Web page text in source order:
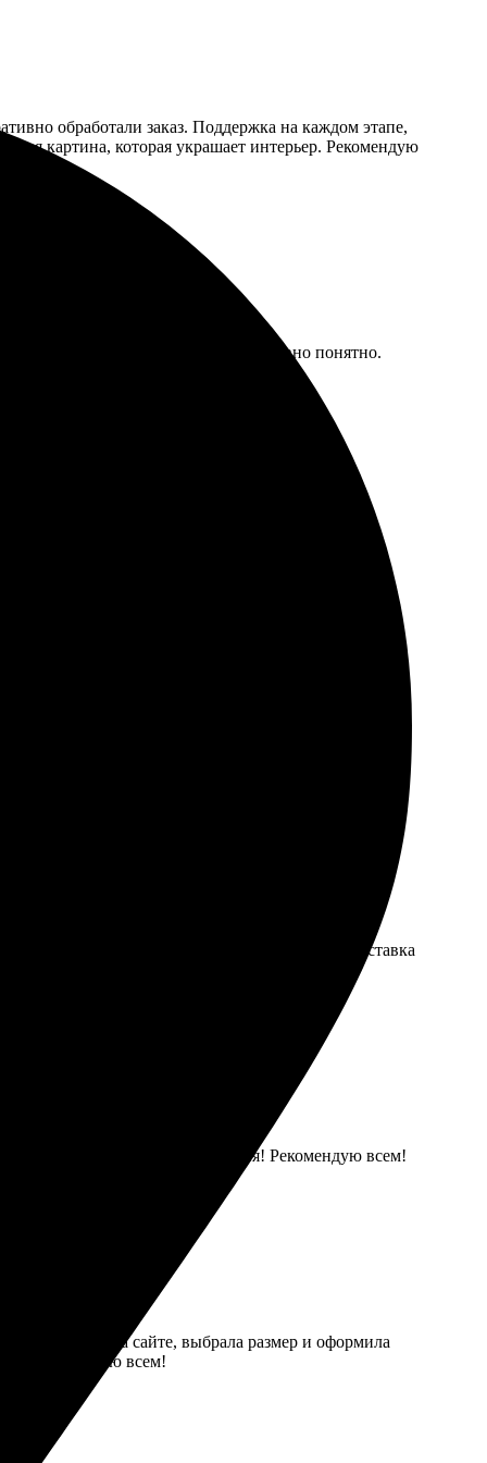
обработали заказ. Поддержка на каждом этапе,
картина, которая украшает интерьер. Рекомендую
процесс заказа, все интуитивно понятно.
размер. Ожидала несколько дней, результат
Холст яркий и четкий, цвета потрясающие. Доставка
Результат превзошёл ожидания! Рекомендую всем!
фото на сайте, выбрала размер и оформила
рекомендую всем!